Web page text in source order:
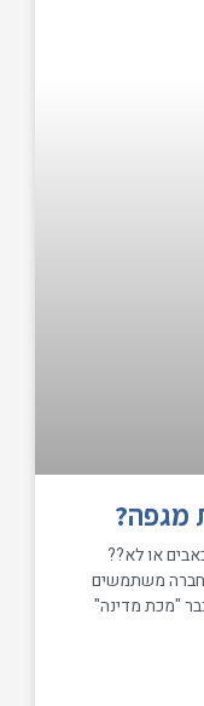
מגפה?
או לא??
משתמשים
"מכת מדינה"